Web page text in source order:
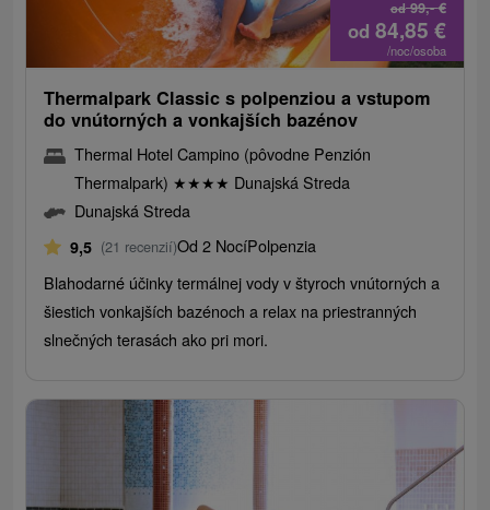
od99,-€
od 84,85 €
/noc/osoba
Thermalpark Classic s polpenziou a vstupom
do vnútorných a vonkajších bazénov
Thermal Hotel Campino (pôvodne Penzión
Thermalpark) ★★★★ Dunajská Streda
Dunajská Streda
9,5 (21 recenzií)Od 2 NocíPolpenzia
Blahodarné účinky termálnej vody v štyroch vnútorných a
šiestich vonkajších bazénoch a relax na priestranných
slnečných terasách ako pri mori.